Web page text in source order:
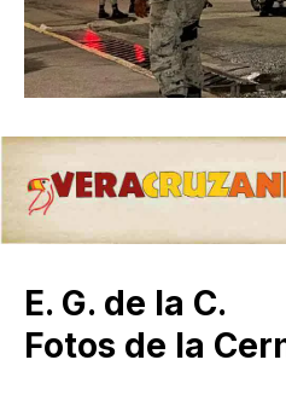
E. G. de la C.
Fotos de la